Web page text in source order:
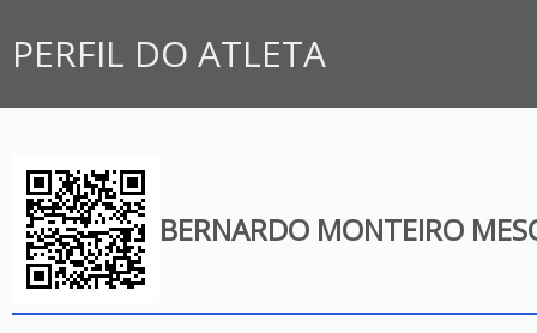
PERFIL DO ATLETA
BERNARDO MONTEIRO